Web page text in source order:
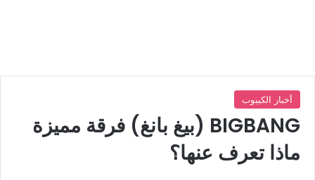
أخبار الكيبوب
BIGBANG (بيغ بانغ) فرقة مميزة
ماذا تعرف عنها؟